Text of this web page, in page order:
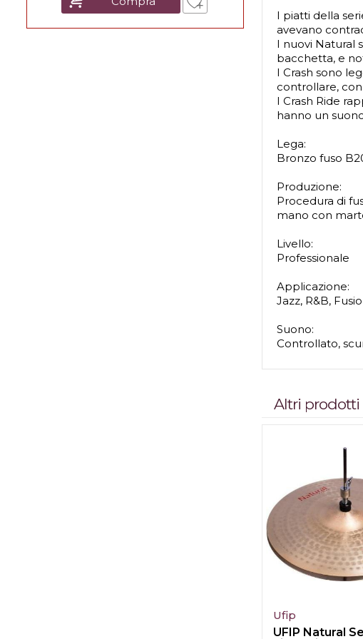
I piatti della
avevano
I nuovi Natural
bacchetta, e
I Crash sono
controllare,
I Crash Ride
hanno un
Lega:
Bronzo fuso
Produzione:
Procedura di
mano con
Livello:
Professionale
Applicazione:
Jazz, R&B,
Suono:
Controllato,
Altri prodotti
Ufip
UFIP Natural